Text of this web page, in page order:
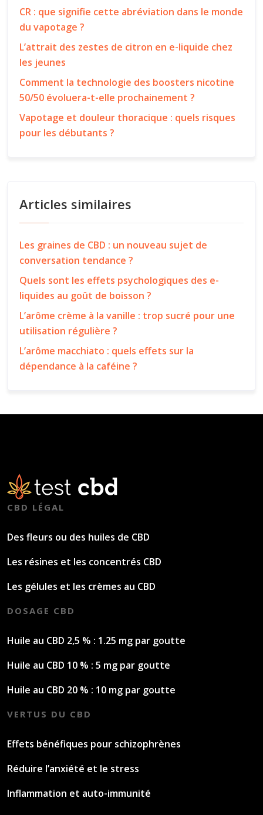
CR : que signifie cette abréviation dans le monde
du vapotage ?
L’attrait des zestes de citron en e-liquide chez
les jeunes
Comment la technologie des boosters nicotine
50/50 évoluera-t-elle prochainement ?
Vapotage et douleur thoracique : quels risques
pour les débutants ?
Articles similaires
Les graines de CBD : un nouveau sujet de
conversation tendance ?
Quels sont les effets psychologiques des e-
liquides au goût de boisson ?
L’arôme crème à la vanille : trop sucré pour une
utilisation régulière ?
L’arôme macchiato : quels effets sur la
dépendance à la caféine ?
CBD LÉGAL
Des fleurs ou des huiles de CBD
Les résines et les concentrés CBD
Les gélules et les crèmes au CBD
DOSAGE CBD
Huile au CBD 2,5 % : 1.25 mg par goutte
Huile au CBD 10 % : 5 mg par goutte
Huile au CBD 20 % : 10 mg par goutte
VERTUS DU CBD
Effets bénéfiques pour schizophrènes
Réduire l’anxiété et le stress
Inflammation et auto-immunité